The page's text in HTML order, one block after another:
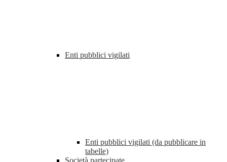
Enti pubblici vigilati
Enti pubblici vigilati (da pubblicare in
tabelle)